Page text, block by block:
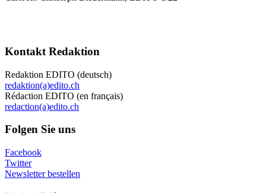
Kontakt Redaktion
Redaktion EDITO (deutsch)
redaktion(a)edito.ch
Rédaction EDITO (en français)
redaction(a)edito.ch
Folgen Sie uns
Facebook
Twitter
Newsletter bestellen